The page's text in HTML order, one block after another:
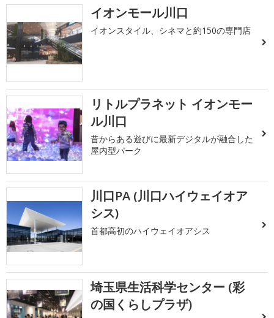
イオンモール川口
イオンスタイル、シネマと約150の専門店
リトルプラネット イオンモー
ル川口
昔からある遊びに最新デジタルが融合した
屋内型パーク
川口PA (川口ハイウェイオア
シス)
首都高初のハイウェイオアシス
埼玉県生活科学センター (彩
の国くらしプラザ)